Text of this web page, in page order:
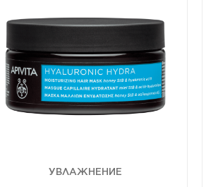
УВЛАЖНЕНИЕ